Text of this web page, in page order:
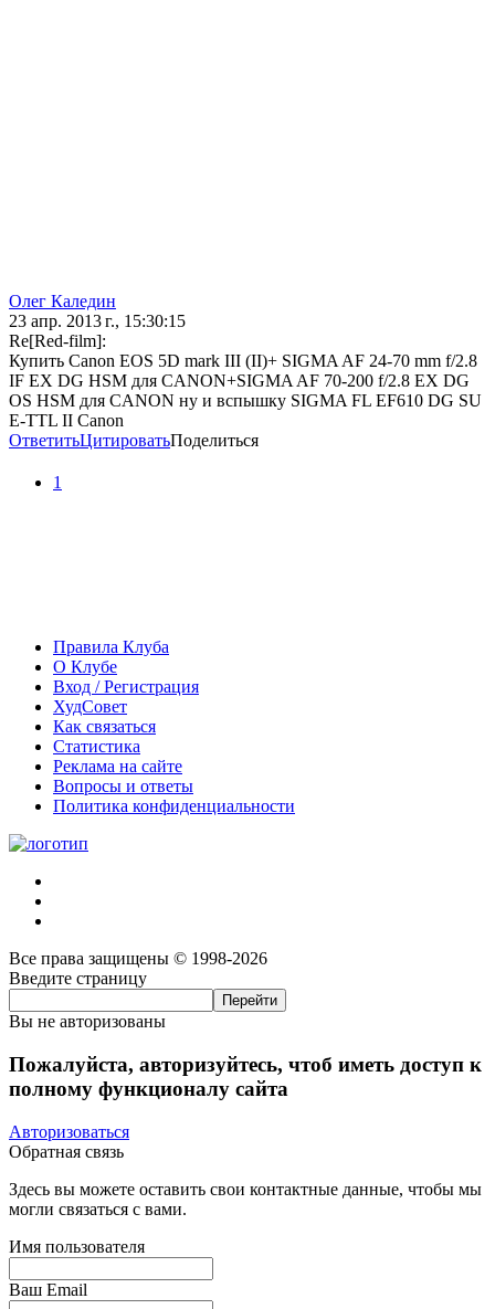
Олег Каледин
23 апр. 2013 г., 15:30:15
Re[Red-film]:
Купить Canon EOS 5D mark III (II)+ SIGMA AF 24-70 mm f/2.8
IF EX DG HSM для CANON+SIGMA AF 70-200 f/2.8 EX DG
OS HSM для CANON ну и вспышку SIGMA FL EF610 DG SU
E-TTL II Canon
ОтветитьЦитироватьПоделиться
1
Правила Клуба
О Клубе
Вход / Регистрация
ХудСовет
Как связаться
Статистика
Реклама на сайте
Вопросы и ответы
Политика конфиденциальности
Все права защищены © 1998-2026
Введите страницу
Вы не авторизованы
Пожалуйста, авторизуйтесь, чтоб иметь доступ к
полному функционалу сайта
Авторизоваться
Обратная связь
Здесь вы можете оставить свои контактные данные, чтобы мы
могли связаться с вами.
Имя пользователя
Ваш Email